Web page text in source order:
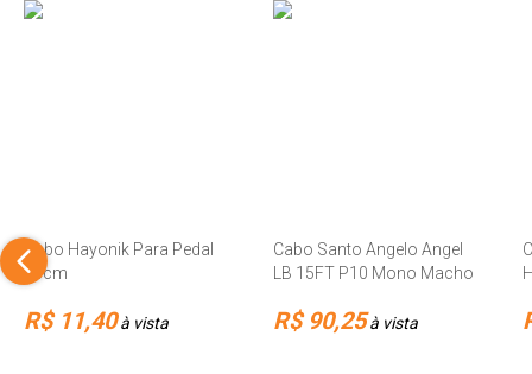
Cabo Hayonik Para Pedal
15cm
R$ 11,40à vista
Cabo Santo Angelo Angel
LB 15FT P10 Mono Macho
Metros
R$ 90,25à vista